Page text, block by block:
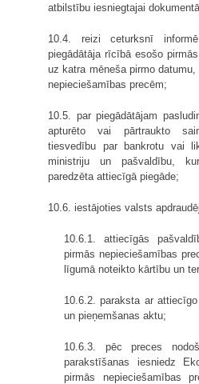
atbilstību iesniegtajai
10.4. reizi ceturksnī
piegādātāja rīcībā esošo
uz katra mēneša pirmo
nepieciešamības precēm;
10.5. par piegādātājam
apturēto vai pārtraukto
tiesvedību par bankrotu vai
ministriju un pašvaldību,
paredzēta attiecīgā piegāde;
10.6. iestājoties valsts
10.6.1. attiecīgās
pirmās nepieciešamības
līgumā noteikto kārtību un
10.6.2. paraksta ar
un pieņemšanas aktu;
10.6.3. pēc preces
parakstīšanas iesniedz
pirmās nepieciešamības